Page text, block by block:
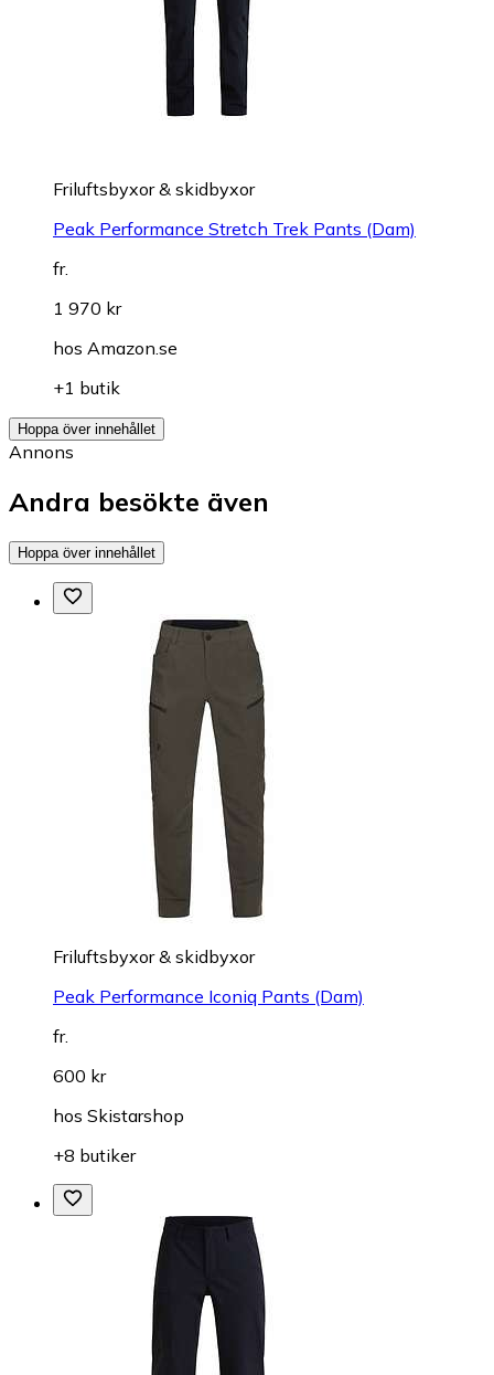
Friluftsbyxor & skidbyxor
Peak Performance Stretch Trek Pants (Dam)
fr.
1 970 kr
hos Amazon.se
+1 butik
Hoppa över innehållet
Annons
Andra besökte även
Hoppa över innehållet
Friluftsbyxor & skidbyxor
Peak Performance Iconiq Pants (Dam)
fr.
600 kr
hos Skistarshop
+8 butiker